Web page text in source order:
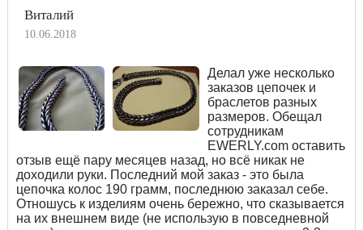
Виталий
10.06.2018
Делал уже несколько
заказов цепочек и
браслетов разных
размеров. Обещал
сотрудникам
EWERLY.com оставить
отзыв ещё пару месяцев назад, но всё никак не
доходили руки. Последний мой заказ - это была
цепочка колос 190 грамм, последнюю заказал себе.
Отношусь к изделиям очень бережно, что сказывается
на их внешнем виде (не использую в повседневной